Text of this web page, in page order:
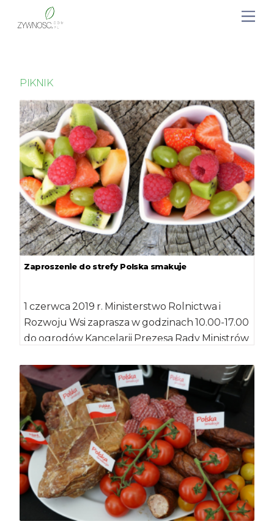
PIKNIK
Zaproszenie do strefy Polska smakuje
1 czerwca 2019 r. Ministerstwo Rolnictwa i
Rozwoju Wsi zaprasza w godzinach 10.00-17.00
do ogrodów Kancelarii Prezesa Rady Ministrów